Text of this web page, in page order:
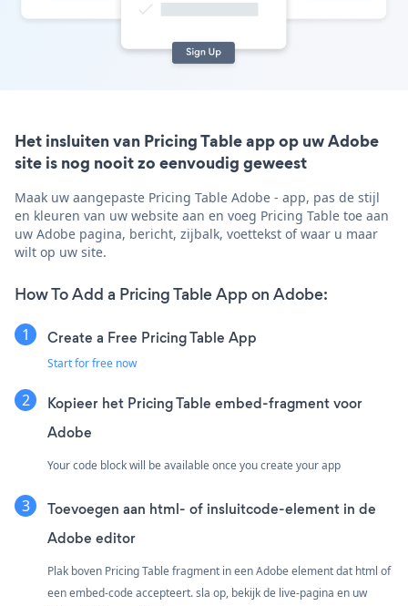
Het insluiten van Pricing Table app op uw Adobe
site is nog nooit zo eenvoudig geweest
Maak uw aangepaste Pricing Table Adobe - app, pas de stijl
en kleuren van uw website aan en voeg Pricing Table toe aan
uw Adobe pagina, bericht, zijbalk, voettekst of waar u maar
wilt op uw site.
How To Add a Pricing Table App on Adobe:
Create a Free Pricing Table App
Start for free now
Kopieer het Pricing Table embed-fragment voor
Adobe
Your code block will be available once you create your app
Toevoegen aan html- of insluitcode-element in de
Adobe editor
Plak boven Pricing Table fragment in een Adobe element dat html of
een embed-code accepteert. sla op, bekijk de live-pagina en uw